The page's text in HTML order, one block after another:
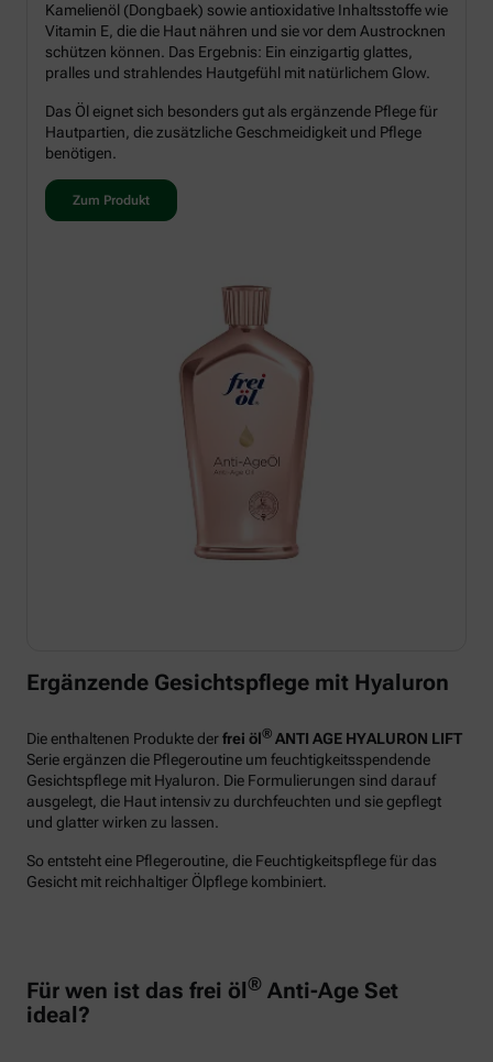
Kamelienöl (Dongbaek) sowie antioxidative Inhaltsstoffe wie
Vitamin E, die die Haut nähren und sie vor dem Austrocknen
schützen können. Das Ergebnis: Ein einzigartig glattes,
pralles und strahlendes Hautgefühl mit natürlichem Glow.
Das Öl eignet sich besonders gut als ergänzende Pflege für
Hautpartien, die zusätzliche Geschmeidigkeit und Pflege
benötigen.
Zum Produkt
Ergänzende Gesichtspflege mit Hyaluron
Die enthaltenen Produkte derfrei öl® ANTI AGE HYALURON LIFT
Serie ergänzen die Pflegeroutine um feuchtigkeitsspendende
Gesichtspflege mit Hyaluron. Die Formulierungen sind darauf
ausgelegt, die Haut intensiv zu durchfeuchten und sie gepflegt
und glatter wirken zu lassen.
So entsteht eine Pflegeroutine, die Feuchtigkeitspflege für das
Gesicht mit reichhaltiger Ölpflege kombiniert.
Für wen ist das frei öl® Anti-Age Set
ideal?